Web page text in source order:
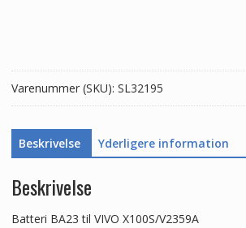
Varenummer (SKU): SL32195
Beskrivelse Yderligere information
Beskrivelse
Batteri BA23 til VIVO X100S/V2359A